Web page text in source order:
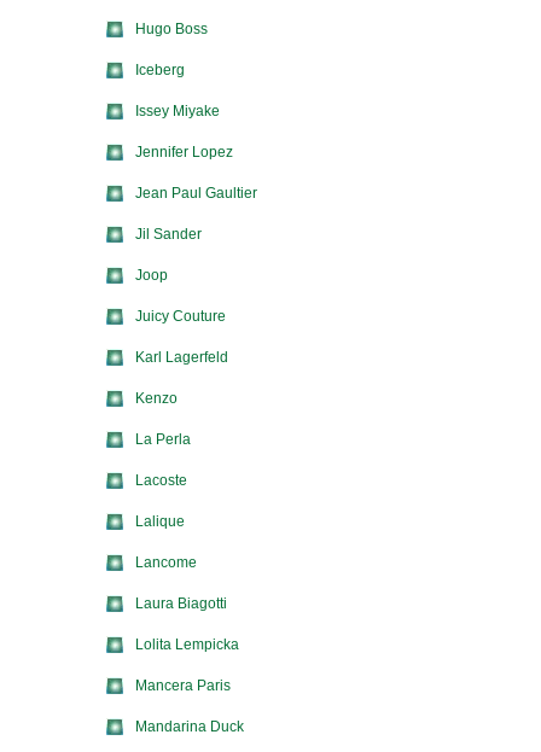
Hugo Boss
Iceberg
Issey Miyake
Jennifer Lopez
Jean Paul Gaultier
Jil Sander
Joop
Juicy Couture
Karl Lagerfeld
Kenzo
La Perla
Lacoste
Lalique
Lancome
Laura Biagotti
Lolita Lempicka
Mancera Paris
Mandarina Duck